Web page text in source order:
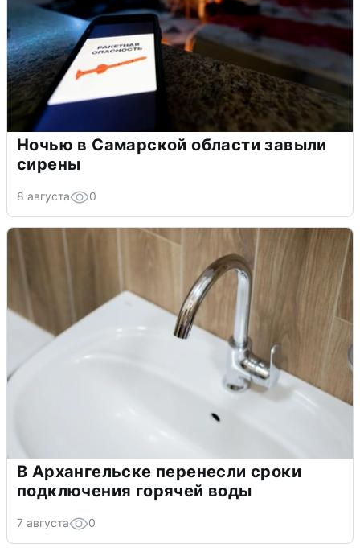
Ночью в Самарской области завыли
сирены
8 августа 0
В Архангельске перенесли сроки
подключения горячей воды
7 августа 0